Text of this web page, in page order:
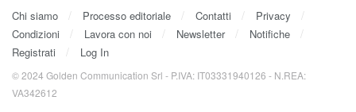
Chi siamo Processo editoriale Contatti
Privacy
Condizioni
Lavora con noi Newsletter
Notifiche
Registrati
Log In
© 2024 Golden Communication Srl - P.IVA: IT03331940126 - N.REA:
VA342612